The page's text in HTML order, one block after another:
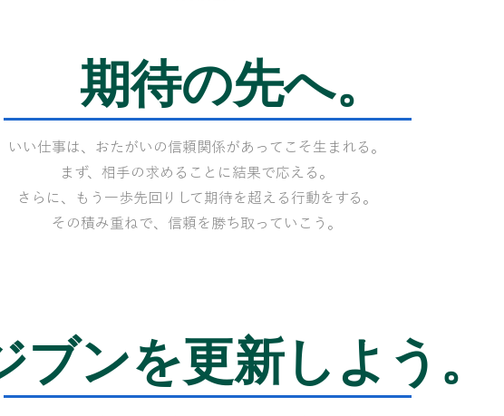
期待の先へ。
いい仕事は、おたがいの信頼関係があってこそ生まれる。
まず、相手の求めることに結果で応える。
さらに、もう一歩先回りして期待を超える行動をする。
その積み重ねで、信頼を勝ち取っていこう。
ブンを更新しよう。